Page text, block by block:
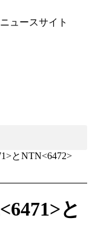
ュースサイト
とNTN<6472>
と